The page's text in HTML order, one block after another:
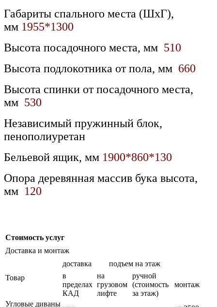
Габариты спального места (ШхГ),
мм 1955*1300
Высота посадочного места, мм 510
Высота подлокотника от пола, мм 660
Высота спинки от посадочного места,
мм 530
Независимый пружинный блок,
пенополиуретан
Бельевой ящик, мм 1900*860*130
Опора деревянная массив бука высота,
мм 120
Стоимость услуг
Доставка и монтаж
Товар
доставка
подъем на этаж
в
пределах
КАД
на
грузовом
лифте
ручной
(стоимость
за этаж)
монтаж
Угловые диваны